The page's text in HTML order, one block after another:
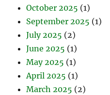
October 2025 (1)
September 2025 (1)
July 2025 (2)
June 2025 (1)
May 2025 (1)
April 2025 (1)
March 2025 (2)